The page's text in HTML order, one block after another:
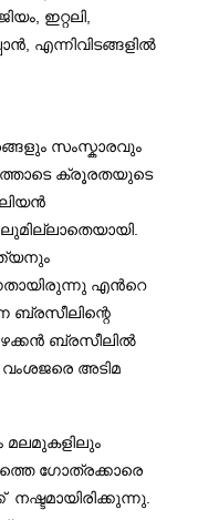
ഇറ്റലി,
എന്നിവിടങ്ങളില്‍
സംസ്കാരവും
ക്രൂരതയുടെ
എന്‍റെ
ബ്രസീലിന്റെ
ബ്രസീലില്‍
അടിമ
മലമുകളിലും
ഗോത്രക്കാരെ